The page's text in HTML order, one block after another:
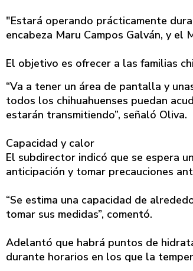
"Estará operando prácticamente
encabeza Maru Campos Galván, y
El objetivo es ofrecer a las familias
“Va a tener un área de pantalla y
todos los chihuahuenses puedan
estarán transmitiendo”, señaló Oliva.
Capacidad y calor
El subdirector indicó que se espera
anticipación y tomar precauciones
“Se estima una capacidad de
tomar sus medidas”, comentó.
Adelantó que habrá puntos de
durante horarios en los que la